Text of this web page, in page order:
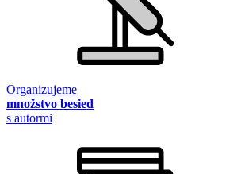
Organizujeme
množstvo besied
s autormi